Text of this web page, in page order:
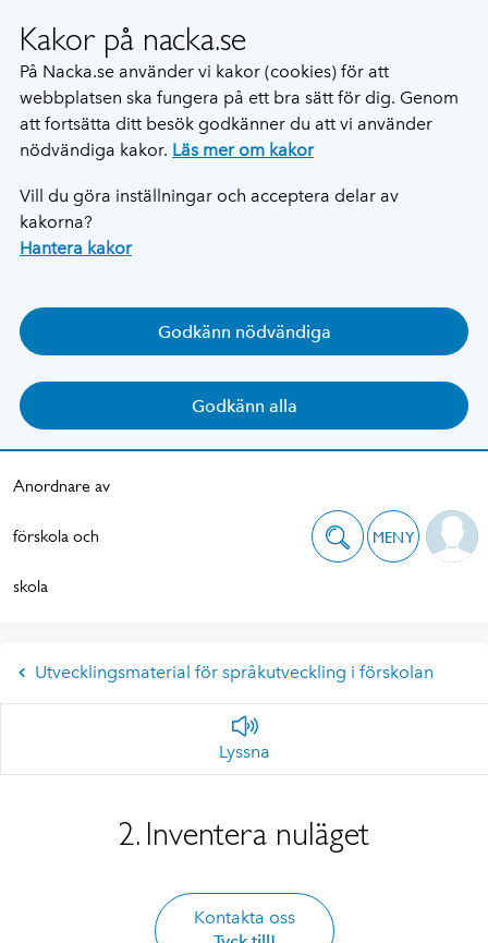
Kakor på nacka.se
På Nacka.se använder vi kakor (cookies) för att
webbplatsen ska fungera på ett bra sätt för dig. Genom
att fortsätta ditt besök godkänner du att vi använder
nödvändiga kakor. Läs mer om kakor
Vill du göra inställningar och acceptera delar av
kakorna?
Hantera kakor
Godkänn nödvändiga
Godkänn alla
Anordnare av
förskola och
skola
MENY
Utvecklingsmaterial för språkutveckling i förskolan
Lyssna
2. Inventera nuläget
Kontakta oss